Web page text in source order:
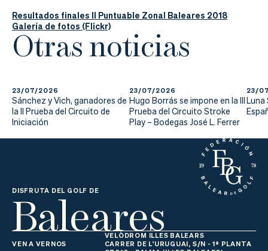
Resultados finales II Puntuable Zonal Baleares 2018
Galería de fotos (Flickr)
Otras noticias
23/07/2026
Sánchez y Vich, ganadores de
la II Prueba del Circuito de
Iniciación
23/07/2026
Hugo Borrás se impone en la III
Prueba del Circuito Stroke
Play – Bodegas José L. Ferrer
23/
Luna
DISFRUTA DEL GOLF DE
Baleares
VEN A VERNOS
VELÒDROM ILLES BALEARS
CARRER DE L'URUGUAI, S/N - 1ª PLANTA